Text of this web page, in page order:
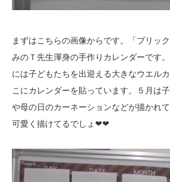
まずはこちらの画像からです。「ブリッ
みのＴ先生渾身の手作りカレンダーです
には子どもたちを出迎える大きなウエル
こにカレンダーを貼っています。５月は
や母の日のカーネーションなどが描かれ
可愛く描けてるでしょ❤❤